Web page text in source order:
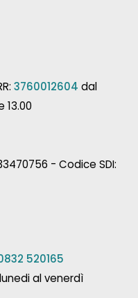
3760012604 dal
13.00
- Codice SDI:
520165
al venerdì